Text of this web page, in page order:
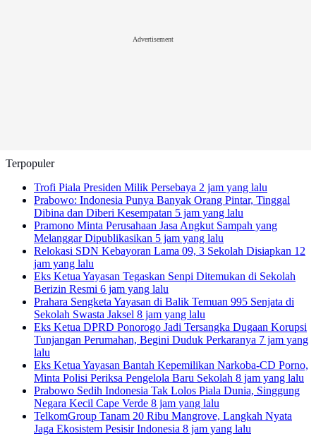
Advertisement
Terpopuler
Trofi Piala Presiden Milik Persebaya 2 jam yang lalu
Prabowo: Indonesia Punya Banyak Orang Pintar, Tinggal
Dibina dan Diberi Kesempatan 5 jam yang lalu
Pramono Minta Perusahaan Jasa Angkut Sampah yang
Melanggar Dipublikasikan 5 jam yang lalu
Relokasi SDN Kebayoran Lama 09, 3 Sekolah Disiapkan 12
jam yang lalu
Eks Ketua Yayasan Tegaskan Senpi Ditemukan di Sekolah
Berizin Resmi 6 jam yang lalu
Prahara Sengketa Yayasan di Balik Temuan 995 Senjata di
Sekolah Swasta Jaksel 8 jam yang lalu
Eks Ketua DPRD Ponorogo Jadi Tersangka Dugaan Korupsi
Tunjangan Perumahan, Begini Duduk Perkaranya 7 jam yang
lalu
Eks Ketua Yayasan Bantah Kepemilikan Narkoba-CD Porno,
Minta Polisi Periksa Pengelola Baru Sekolah 8 jam yang lalu
Prabowo Sedih Indonesia Tak Lolos Piala Dunia, Singgung
Negara Kecil Cape Verde 8 jam yang lalu
TelkomGroup Tanam 20 Ribu Mangrove, Langkah Nyata
Jaga Ekosistem Pesisir Indonesia 8 jam yang lalu